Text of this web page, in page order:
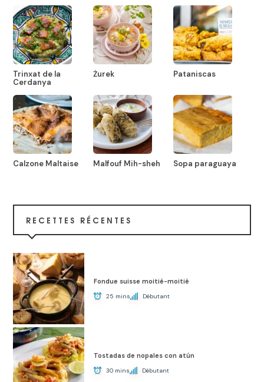
Trinxat de la
Cerdanya
Żurek Pataniscas
Calzone Maltaise Malfouf Mih-sheh Sopa paraguaya
RECETTES RÉCENTES
Fondue suisse moitié-moitié
25 mins Débutant
Tostadas de nopales con atún
30 mins Débutant